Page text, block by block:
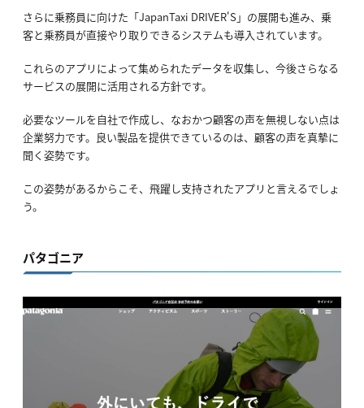
さらに乗務員に向けた「JapanTaxi DRIVER'S」の展開も進み、乗
客と乗務員が直接やり取りできるシステムも導入されています。
これらのアプリによって集められたデータを収集し、今後さらなる
サービスの展開に活用される方針です。
必要なツールを自社で作成し、なおかつ顧客の声を無視しない点は
企業努力です。良い製品を提供できているのは、顧客の声を真摯に
聞く姿勢です。
この姿勢があるからこそ、飛躍し支持されたアプリと言えるでしょ
う。
パタゴニア